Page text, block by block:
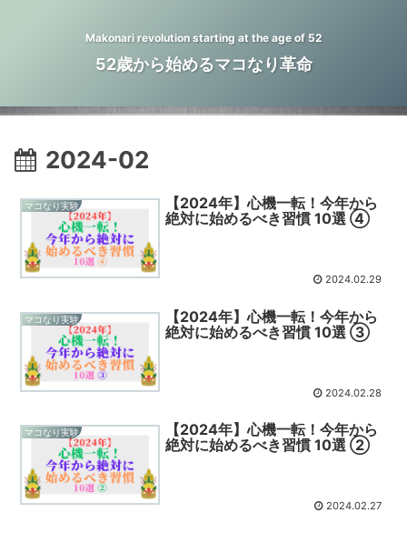
Makonari revolution starting at the age of 52
52歳から始めるマコなり革命
2024-02
マコなり実験
【2024年】心機一転！今年から
絶対に始めるべき習慣 10選 ④
2024.02.29
マコなり実験
【2024年】心機一転！今年から
絶対に始めるべき習慣 10選 ③
2024.02.28
マコなり実験
【2024年】心機一転！今年から
絶対に始めるべき習慣 10選 ②
2024.02.27